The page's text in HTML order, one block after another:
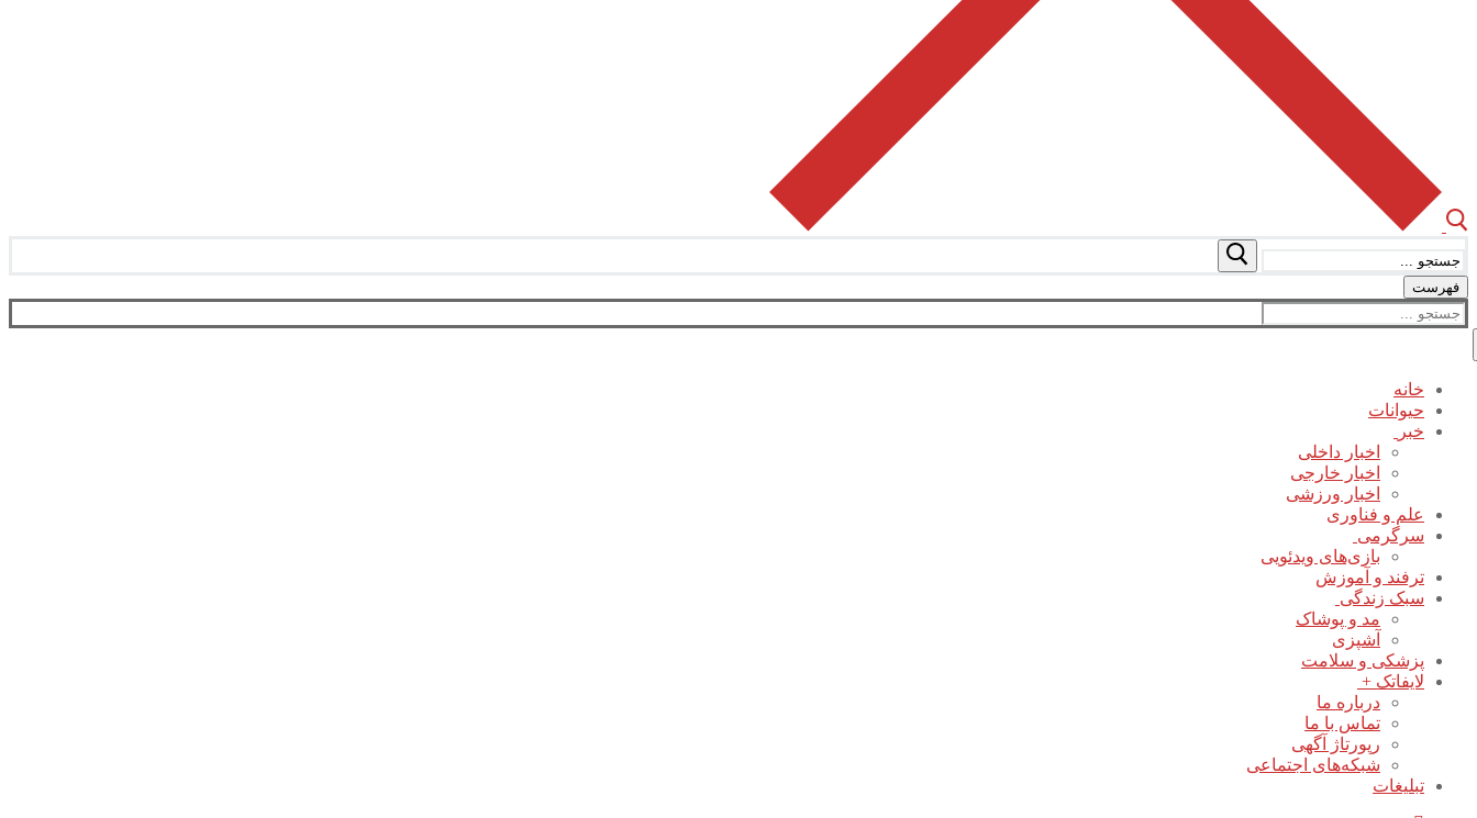
برای:
فهرست
جستجو
برای:
خانه
حیوانات
خبر
اخبار داخلی
اخبار خارجی
اخبار ورزشی
علم و فناوری
سرگرمی
بازی‌های ویدئویی
ترفند و آموزش
سبک زندگی
مد و پوشاک
آشپزی
پزشکی و سلامت
لایفاتک +
درباره ما
تماس با ما
رپورتاژ آگهی
شبکه‌های اجتماعی
تبلیغات